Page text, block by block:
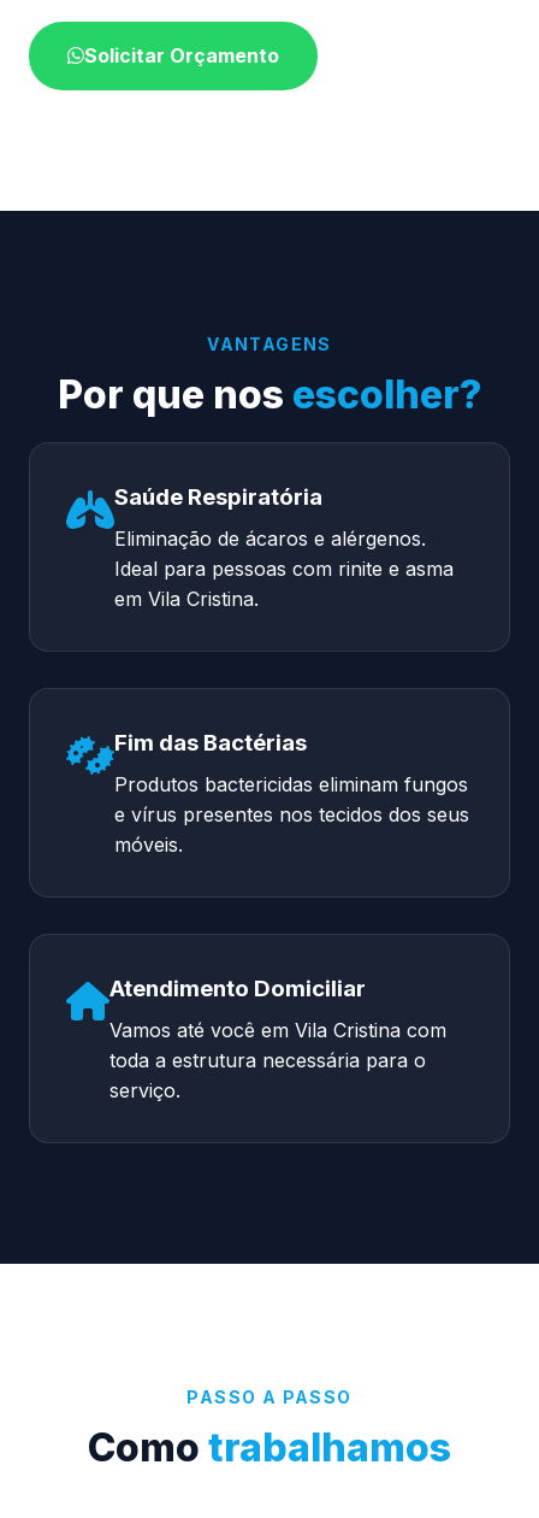
Solicitar Orçamento
VANTAGENS
Por que nos escolher?
Saúde Respiratória
Eliminação de ácaros e alérgenos.
Ideal para pessoas com rinite e asma
em Vila Cristina.
Fim das Bactérias
Produtos bactericidas eliminam fungos
e vírus presentes nos tecidos dos seus
móveis.
Atendimento Domiciliar
Vamos até você em Vila Cristina com
toda a estrutura necessária para o
serviço.
PASSO A PASSO
Como trabalhamos